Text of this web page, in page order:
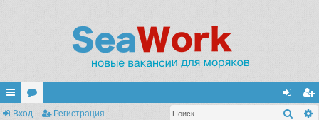
с ор хо ег
Вход Регистрация